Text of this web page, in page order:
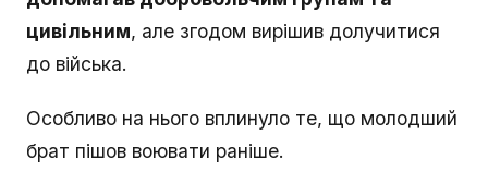
цивільним, але згодом вирішив долучитися
до війська.
Особливо на нього вплинуло те, що молодший
брат пішов воювати раніше.